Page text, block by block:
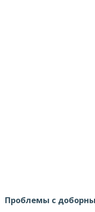
Проблемы с